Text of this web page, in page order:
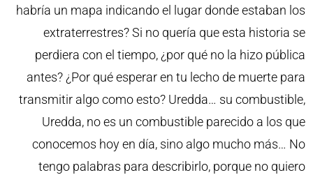
habría un mapa indicando el lugar donde estaban los
extraterrestres? Si no quería que esta historia se
perdiera con el tiempo, ¿por qué no la hizo pública
antes? ¿Por qué esperar en tu lecho de muerte para
transmitir algo como esto? Uredda… su combustible,
Uredda, no es un combustible parecido a los que
conocemos hoy en día, sino algo mucho más… No
tengo palabras para describirlo, porque no quiero